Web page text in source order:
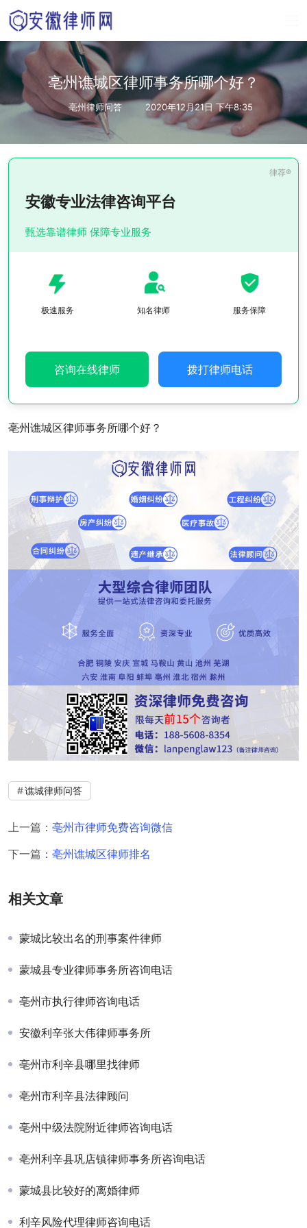
亳州谯城区律师事务所哪个好？
亳州律师问答 2020年12月21日 下午8:35
安徽专业法律咨询平台
甄选靠谱律师 保障专业服务
极速服务 知名律师 服务保障
咨询在线律师 拨打律师电话
亳州谯城区律师事务所哪个好？
谯城律师问答
上一篇： 亳州市律师免费咨询微信
下一篇： 亳州谯城区律师排名
相关文章
蒙城比较出名的刑事案件律师
蒙城县专业律师事务所咨询电话
亳州市执行律师咨询电话
安徽利辛张大伟律师事务所
亳州市利辛县哪里找律师
亳州市利辛县法律顾问
亳州中级法院附近律师咨询电话
亳州利辛县巩店镇律师事务所咨询电话
蒙城县比较好的离婚律师
利辛风险代理律师咨询电话